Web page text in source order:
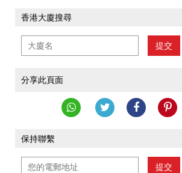
香港大廈搜尋
提交
分享此頁面
保持聯繫
提交